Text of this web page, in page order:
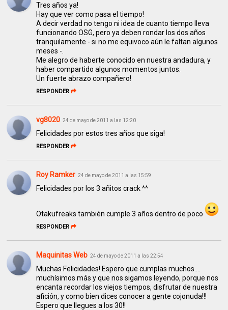
Tres años ya!
Hay que ver como pasa el tiempo!
A decir verdad no tengo ni idea de cuanto tiempo lleva
funcionando OSG, pero ya deben rondar los dos años
tranquilamente - si no me equivoco aún le faltan algunos
meses -.
Me alegro de haberte conocido en nuestra andadura, y
haber compartido algunos momentos juntos.
Un fuerte abrazo compañero!
RESPONDER
vg8020 24 de mayo de 2011 a las 12:20
Felicidades por estos tres años que siga!
RESPONDER
Roy Ramker 24 de mayo de 2011 a las 15:59
Felicidades por los 3 añitos crack ^^
Otakufreaks también cumple 3 años dentro de poco
RESPONDER
Maquinitas Web 24 de mayo de 2011 a las 22:54
Muchas Felicidades! Espero que cumplas muchos....
muchísimos más y que nos sigamos leyendo, porque nos
encanta recordar los viejos tiempos, disfrutar de nuestra
afición, y como bien dices conocer a gente cojonuda!!!
Espero que llegues a los 30!!